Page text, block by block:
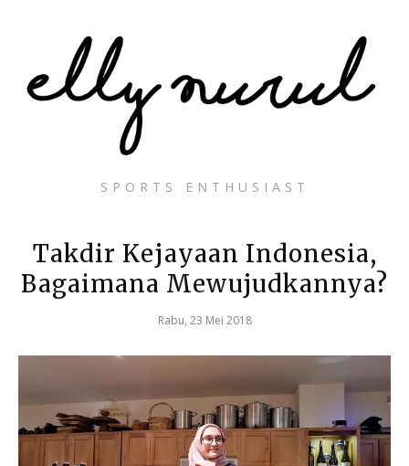
SPORTS ENTHUSIAST
Takdir Kejayaan Indonesia,
Bagaimana Mewujudkannya?
Rabu, 23 Mei 2018